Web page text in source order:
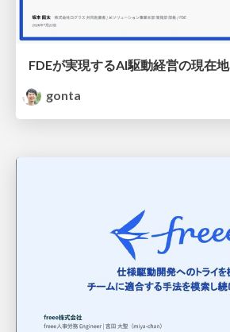
FDEが実現するAI駆動経営の現在地
gonta